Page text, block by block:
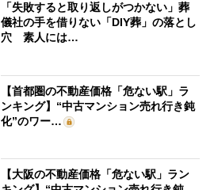
「失敗すると取り返しがつかない」葬
儀社の手を借りない「DIY葬」の落とし
穴 素人には…
【首都圏の不動産価格「危ない駅」ラ
ンキング】“中古マンション売れ行き鈍
化”のワー…
【大阪の不動産価格「危ない駅」ラン